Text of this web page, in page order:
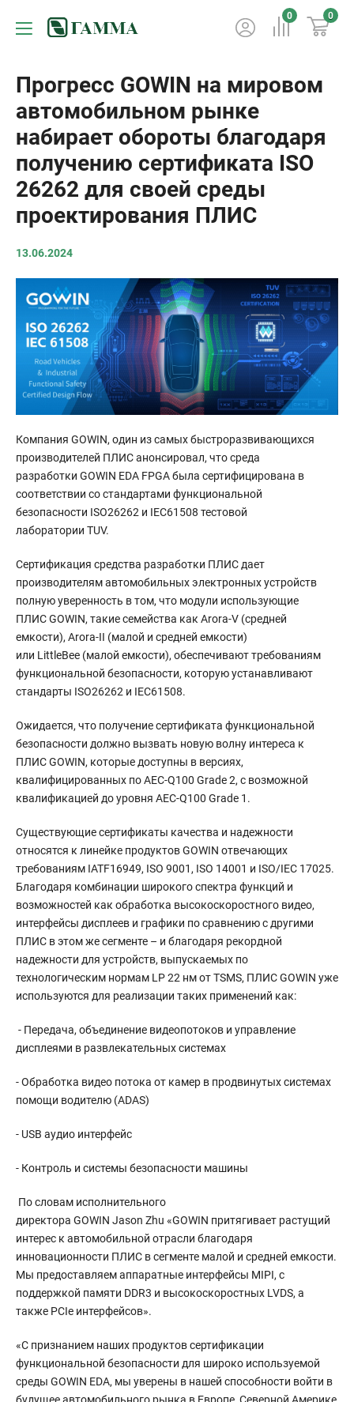
0 0
Прогресс GOWIN на мировом
автомобильном рынке
набирает обороты благодаря
получению сертификата ISO
26262 для своей среды
проектирования ПЛИС
13.06.2024
Компания GOWIN, один из самых быстроразвивающихся
производителей ПЛИС анонсировал, что среда
разработки GOWIN EDA FPGA была сертифицирована в
соответствии со стандартами функциональной
безопасности ISO26262 и IEC61508 тестовой
лаборатории TUV.
Сертификация средства разработки ПЛИС дает
производителям автомобильных электронных устройств
полную уверенность в том, что модули использующие
ПЛИС GOWIN, такие семейства как Arora-V (средней
емкости), Arora-II (малой и средней емкости)
или LittleBee (малой емкости), обеспечивают требованиям
функциональной безопасности, которую устанавливают
стандарты ISO26262 и IEC61508.
Ожидается, что получение сертификата функциональной
безопасности должно вызвать новую волну интереса к
ПЛИС GOWIN, которые доступны в версиях,
квалифицированных по AEC-Q100 Grade 2, с возможной
квалификацией до уровня AEC-Q100 Grade 1.
Существующие сертификаты качества и надежности
относятся к линейке продуктов GOWIN отвечающих
требованиям IATF16949, ISO 9001, ISO 14001 и ISO/IEC 17025.
Благодаря комбинации широкого спектра функций и
возможностей как обработка высокоскоростного видео,
интерфейсы дисплеев и графики по сравнению с другими
ПЛИС в этом же сегменте – и благодаря рекордной
надежности для устройств, выпускаемых по
технологическим нормам LP 22 нм от TSMS, ПЛИС GOWIN уже
используются для реализации таких применений как:
- Передача, объединение видеопотоков и управление
дисплеями в развлекательных системах
- Обработка видео потока от камер в продвинутых системах
помощи водителю (ADAS)
- USB аудио интерфейс
- Контроль и системы безопасности машины
По словам исполнительного
директора GOWIN Jason Zhu «GOWIN притягивает растущий
интерес к автомобильной отрасли благодаря
инновационности ПЛИС в сегменте малой и средней емкости.
Мы предоставляем аппаратные интерфейсы MIPI, с
поддержкой памяти DDR3 и высокоскоростных LVDS, а
также PCIe интерфейсов».
«С признанием наших продуктов сертификации
функциональной безопасности для широко используемой
среды GOWIN EDA, мы уверены в нашей способности войти в
будущее автомобильного рынка в Европе, Северной Америке